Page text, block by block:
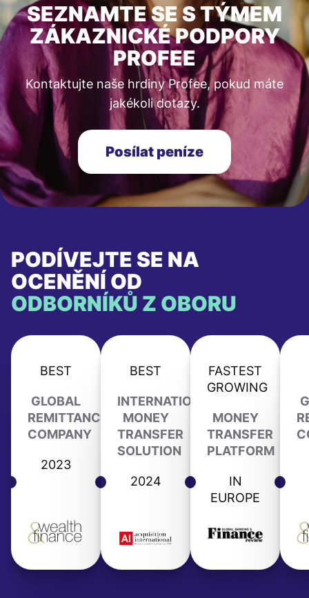
SEZNAMTE SE S TÝMEM
ZÁKAZNICKÉ PODPORY
PROFEE
Kontaktujte naše hrdiny Profee, pokud máte
jakékoli dotazy.
Posílat peníze
PODÍVEJTE SE NA
OCENĚNÍ OD
ODBORNÍKŮ Z OBORU
BEST
GLOBAL
REMITTANCE
COMPANY
2023
BEST
INTERNATIONAL
MONEY
TRANSFER
SOLUTION
2024
FASTEST
GROWING
MONEY
TRANSFER
PLATFORM
IN
EUROPE